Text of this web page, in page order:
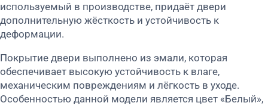
используемый в производстве, придаёт двери
дополнительную жёсткость и устойчивость к
деформации.
Покрытие двери выполнено из эмали, которая
обеспечивает высокую устойчивость к влаге,
механическим повреждениям и лёгкость в уходе.
Особенностью данной модели является цвет «Белый»,